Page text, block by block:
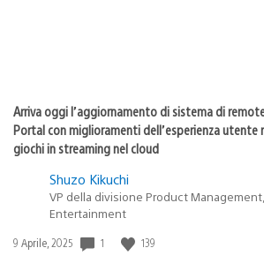
Arriva oggi l’aggiornamento di sistema di
Portal con miglioramenti dell’esperienza utente
giochi in streaming nel cloud
Shuzo Kikuchi
VP della divisione Product
Entertainment
Data
9 Aprile, 2025 1 139